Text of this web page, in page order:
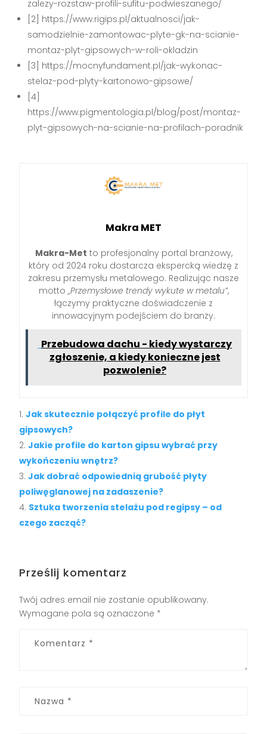
zalezy-rozstaw-profili-sufitu-podwieszanego/
[2] https://www.rigips.pl/aktualnosci/jak-
samodzielnie-zamontowac-plyte-gk-na-scianie-
montaz-plyt-gipsowych-w-roli-okladzin
[3] https://mocnyfundament.pl/jak-wykonac-
stelaz-pod-plyty-kartonowo-gipsowe/
[4]
https://www.pigmentologia.pl/blog/post/montaz-
plyt-gipsowych-na-scianie-na-profilach-poradnik
Makra MET
Makra-Met to profesjonalny portal branżowy,
który od 2024 roku dostarcza ekspercką wiedzę z
zakresu przemysłu metalowego. Realizując nasze
motto„Przemysłowe trendy wykute w metalu”,
łączymy praktyczne doświadczenie z
innowacyjnym podejściem do branży.
Przebudowa dachu - kiedy wystarczy
zgłoszenie, a kiedy konieczne jest
pozwolenie?
Jak skutecznie połączyć profile do płyt
gipsowych?
Jakie profile do karton gipsu wybrać przy
wykończeniu wnętrz?
Jak dobrać odpowiednią grubość płyty
poliwęglanowej na zadaszenie?
Sztuka tworzenia stelażu pod regipsy – od
czego zacząć?
Prześlij komentarz
Twój adres email nie zostanie opublikowany.
Wymagane pola są oznaczone *